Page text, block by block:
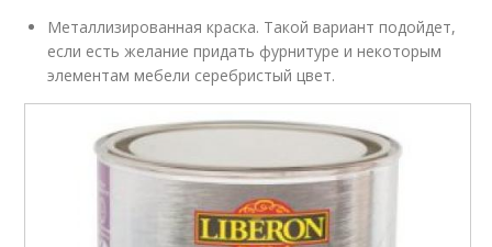
Металлизированная краска. Такой вариант подойдет,
если есть желание придать фурнитуре и некоторым
элементам мебели серебристый цвет.